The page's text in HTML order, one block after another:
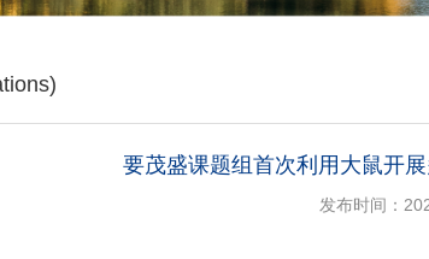
要茂盛课题组首次利用大鼠开
发布时间：